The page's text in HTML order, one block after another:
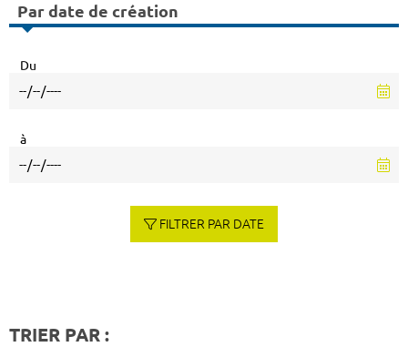
Par date de création
Du
à
FILTRER PAR DATE
TRIER PAR :